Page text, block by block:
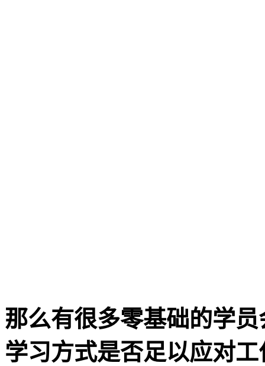
那么有很多零基础的学
学习方式是否足以应对